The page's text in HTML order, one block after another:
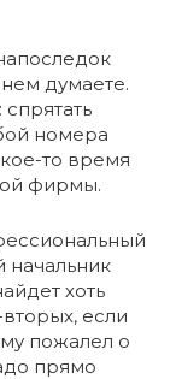
нем думаете.
номера
то время
фирмы.
начальник
хоть
если
пожалел о
прямо